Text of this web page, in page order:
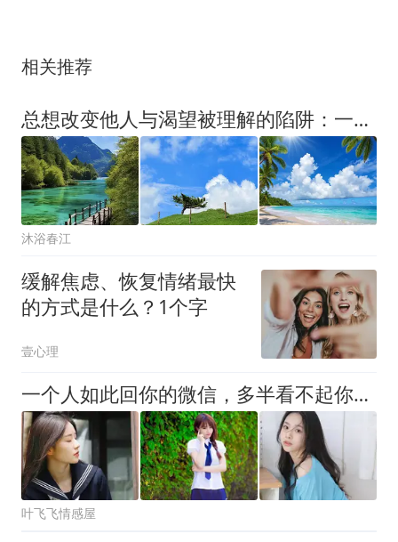
相关推荐
总想改变他人与渴望被理解的陷阱：一场指向内在的觉醒
沐浴春江
缓解焦虑、恢复情绪最快
的方式是什么？1个字
壹心理
一个人如此回你的微信，多半看不起你，不必来往了
叶飞飞情感屋